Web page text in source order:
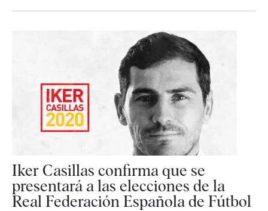
Iker Casillas confirma que se
presentará a las elecciones de la
Real Federación Española de Fútbol